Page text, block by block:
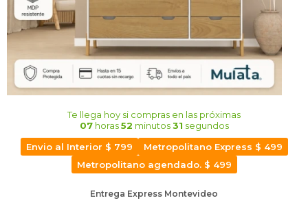
Te llega hoy si compras en las próximas
07horas52minutos30 segundos
Envio al Interior $ 799
Metropolitano Express $ 499
Metropolitano agendado. $ 499
Entrega Express Montevideo